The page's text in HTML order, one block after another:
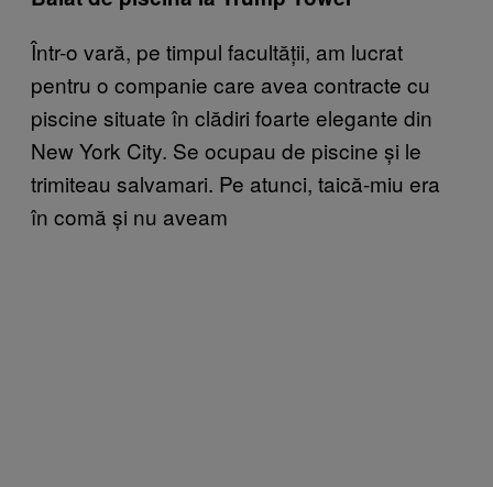
Într-o vară, pe timpul facultății, am lucrat
pentru o companie care avea contracte cu
piscine situate în clădiri foarte elegante din
New York City. Se ocupau de piscine și le
trimiteau salvamari. Pe atunci, taică-miu era
în comă și nu aveam